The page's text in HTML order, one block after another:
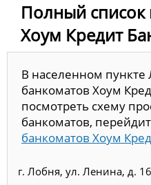
Полный список
Хоум Кредит
В населенном пункте
банкоматов Хоум
посмотреть схему
банкоматов,
банкоматов Хоум
г. Лобня, ул. Ленина, д. 16